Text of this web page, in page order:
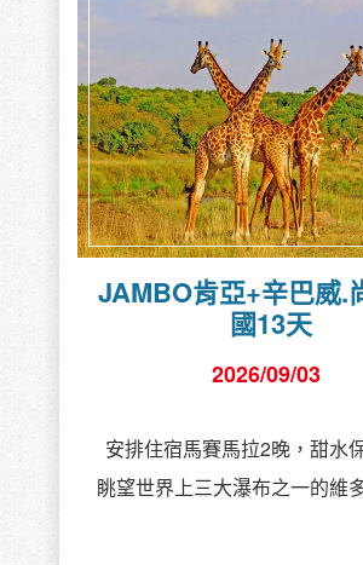
JAMBO肯亞+辛巴威.
國13天
2026/09/03
安排住宿馬賽馬拉2晚，甜水
眺望世界上三大瀑布之一的維